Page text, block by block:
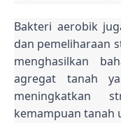
Bakteri aerobik
dan pemeliharaan
menghasilkan
agregat tanah
meningkatkan
kemampuan tanah